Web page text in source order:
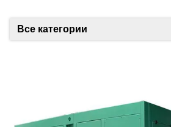
Все категории